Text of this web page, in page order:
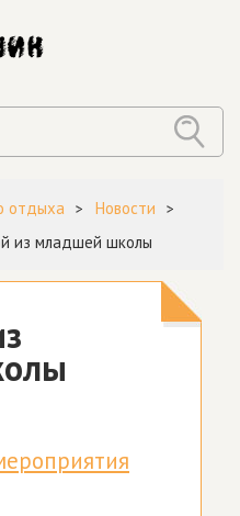
отдыха
Новости
из младшей школы